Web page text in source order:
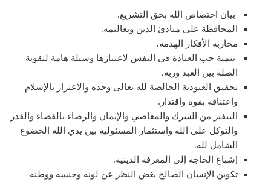
بيان اختصاص الله بحق التشريع.
المحافظة على مبادئ الدين وتعاليمه.
محاربة الأفكار الهدمة.
تنمية حب العبادة في النفس لاعتبارها وسيلة هامة لتقوية
الصلة بين العبد وربه.
تحقيق العبودية الخالصة لله تعالى وحده والاعتزاز بالإسلام
واعتناقه بقوة واقتدار.
التنفير من الشرك والمعاصي والإيمان والرضاء بالقضاء والقدر
والتوكل على الله واستثمار المسئولية بين يدي الله الخضوع
الشامل لله.
إشباع الحاجة إلى المعرفة الدينية.
تكوين الإنسان الصالح بغض النظر عن لونه وجنسه ووطنه